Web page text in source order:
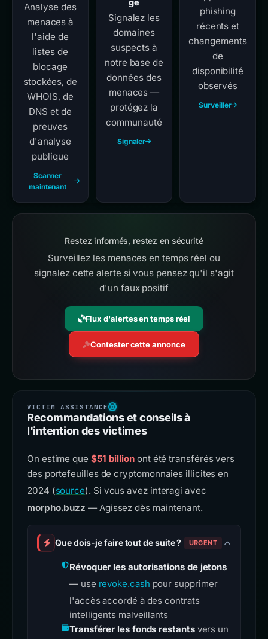
Analyse des
menaces à
l'aide de
listes de
blocage
stockées, de
WHOIS, de
DNS et de
preuves
d'analyse
publique
Scanner
maintenant
ge
Signalez les
domaines
suspects à
notre base de
données des
menaces —
protégez la
communauté
Signaler
phishing
récents et
changements
de
disponibilité
observés
Surveiller
Restez informés, restez en sécurité
Surveillez les menaces en temps réel ou
signalez cette alerte si vous pensez qu'il s'agit
d'un faux positif
Flux d'alertes en temps réel
Contester cette annonce
Recommandations et conseils à
l'intention des victimes
On estime que $51 billion ont été transférés vers
des portefeuilles de cryptomonnaies illicites en
2024 (source). Si vous avez interagi avec
morpho.buzz — Agissez dès maintenant.
Que dois-je faire tout de suite ? URGENT
Révoquer les autorisations de jetons
— use revoke.cash pour supprimer
l'accès accordé à des contrats
intelligents malveillants
Transférer les fonds restantsvers un